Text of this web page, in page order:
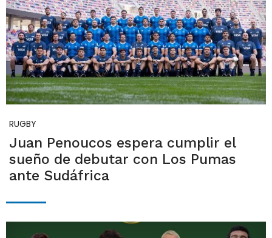
RUGBY
Juan Penoucos espera cumplir el
sueño de debutar con Los Pumas
ante Sudáfrica